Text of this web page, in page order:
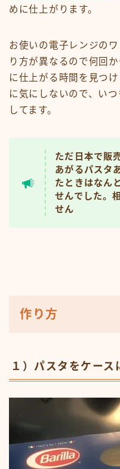
めに仕上がります。
お使いの電子レンジの
り方が異なるので何回
に仕上がる時間を見つ
に気にしないので、い
してます。
ただ日本で販
あがるパスタ
たときはなん
せんでした。
せん
作り方
１）パスタをケース